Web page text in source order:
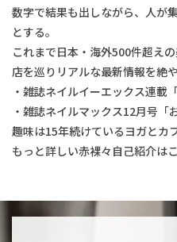
数字で結果も出しながら、人が
とする。
これまで日本・海外500件超え
店を巡りリアルな最新情報を絶や
・雑誌ネイルイーエックス連載
・雑誌ネイルマックス12月号「
趣味は15年続けているヨガとカ
もっと詳しい赤裸々自己紹介は